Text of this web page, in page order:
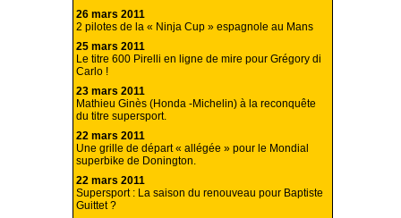
26 mars 2011
2 pilotes de la « Ninja Cup » espagnole au Mans
25 mars 2011
Le titre 600 Pirelli en ligne de mire pour Grégory di
Carlo !
23 mars 2011
Mathieu Ginès (Honda -Michelin) à la reconquête
du titre supersport.
22 mars 2011
Une grille de départ « allégée » pour le Mondial
superbike de Donington.
22 mars 2011
Supersport : La saison du renouveau pour Baptiste
Guittet ?